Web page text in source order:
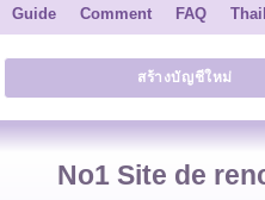
Témoignages
Dire à un ami
Guide Comment FAQ
สร้างบัญชีใหม่
No1 Site de